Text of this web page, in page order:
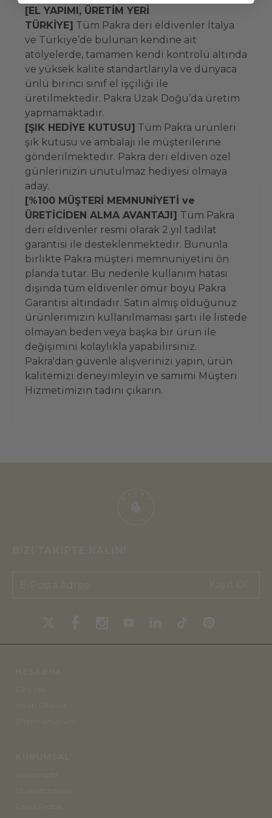
[EL YAPIMI, ÜRETİM YERİ
TÜRKİYE] Tüm Pakra deri eldivenler İtalya
ve Türkiye’de bulunan kendine ait
atölyelerde, tamamen kendi kontrolü altında
ve yüksek kalite standartlarıyla ve dünyaca
ünlü birinci sınıf el işçiliği ile
üretilmektedir. Pakra Uzak Doğu’da üretim
yapmamaktadır.
[ŞIK HEDİYE KUTUSU] Tüm Pakra ürünleri
şık kutusu ve ambalajı ile müşterilerine
gönderilmektedir. Pakra deri eldiven özel
günlerinizin unutulmaz hediyesi olmaya
aday.
[%100 MÜŞTERİ MEMNUNİYETİ ve
ÜRETİCİDEN ALMA AVANTAJI] Tüm Pakra
deri eldivenler resmi olarak 2 yıl tadilat
garantisi ile desteklenmektedir. Bununla
birlikte Pakra müşteri memnuniyetini ön
planda tutar. Bu nedenle kullanım hatası
dışında tüm eldivenler ömür boyu Pakra
Garantisi altındadır. Satın almış olduğunuz
ürünlerimizin kullanılmaması şartı ile listede
olmayan beden veya başka bir ürün ile
değişimini kolaylıkla yapabilirsiniz.
Pakra'dan güvenle alışverinizi yapın, ürün
kalitemizi deneyimleyin ve samimi Müşteri
Hizmetimizin tadını çıkarın.